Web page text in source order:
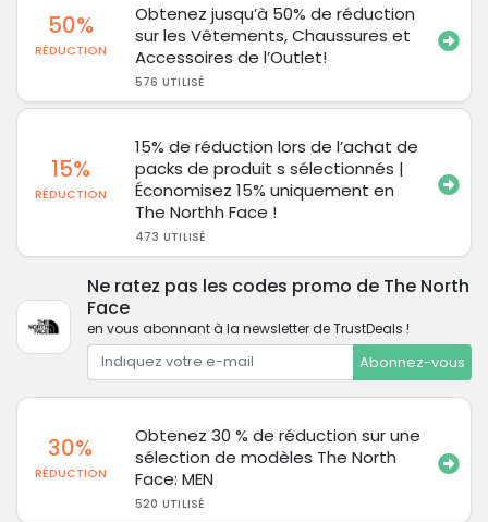
50%
RÉDUCTION
Obtenez jusqu’à 50% de réduction
sur les Vêtements, Chaussures et
Accessoires de l’Outlet!
576 UTILISÉ
15%
RÉDUCTION
15% de réduction lors de l’achat de
packs de produit s sélectionnés |
Économisez 15% uniquement en
The Northh Face !
473 UTILISÉ
Ne ratez pas les codes promo de The North
Face
en vous abonnant à la newsletter de TrustDeals !
Abonnez-vous
30%
RÉDUCTION
Obtenez 30 % de réduction sur une
sélection de modèles The North
Face: MEN
520 UTILISÉ